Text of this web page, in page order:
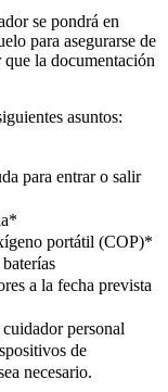
se pondrá en
para asegurarse de
la documentación
asuntos:
para entrar o salir
portátil (COP)*
a la fecha prevista
personal
de
necesario.